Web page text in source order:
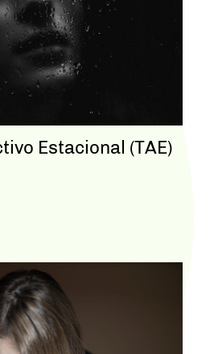
Estacional (TAE)